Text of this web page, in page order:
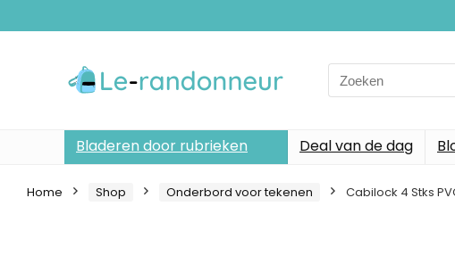
Search
for:
Bladeren door rubrieken Deal van de dag
Home Shop Onderbord voor tekenen Cabilock 4 Stks